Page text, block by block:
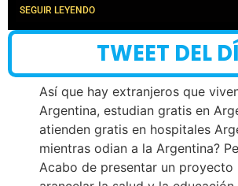
SEGUIR LEYENDO
TWEET DEL
Así que hay extranjeros que
Argentina, estudian gratis en
atienden gratis en hospitales
mientras odian a la Argentina?
Acabo de presentar un proyecto